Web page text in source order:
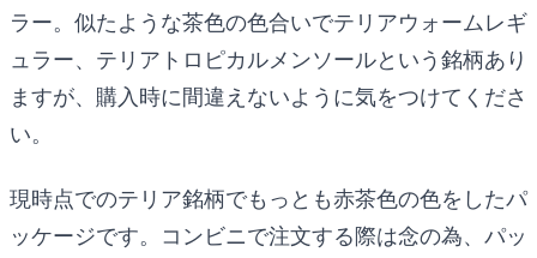
ラー。似たような茶色の色合いでテリアウォームレギ
ュラー、テリアトロピカルメンソールという銘柄あり
ますが、購入時に間違えないように気をつけてくださ
い。
現時点でのテリア銘柄でもっとも赤茶色の色をしたパ
ッケージです。コンビニで注文する際は念の為、パッ